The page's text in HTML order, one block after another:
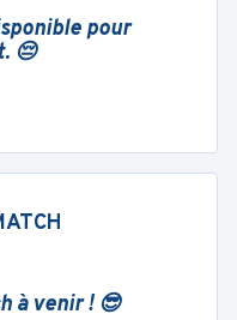
pour
😔
à venir ! 😎